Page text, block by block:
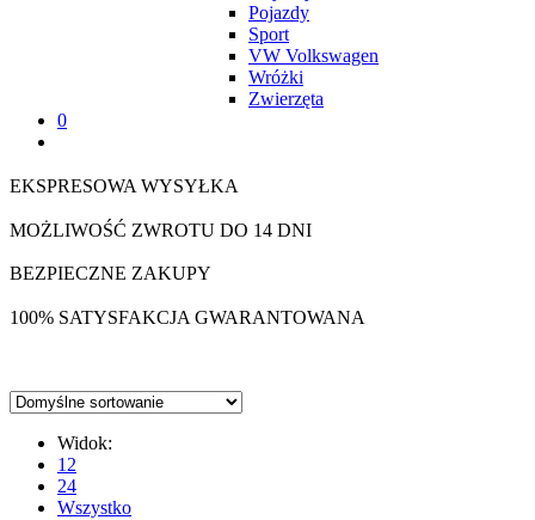
Pojazdy
Sport
VW Volkswagen
Wróżki
Zwierzęta
0
EKSPRESOWA WYSYŁKA
MOŻLIWOŚĆ ZWROTU DO 14 DNI
BEZPIECZNE ZAKUPY
100% SATYSFAKCJA GWARANTOWANA
Widok:
12
24
Wszystko